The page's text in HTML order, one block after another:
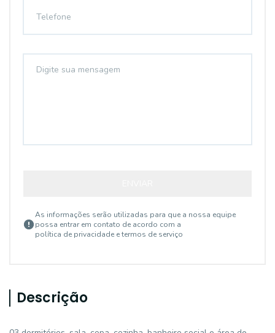
As informações serão utilizadas para que a nossa equipe
possa entrar em contato de acordo com a
política de privacidade e termos de serviço
Descrição